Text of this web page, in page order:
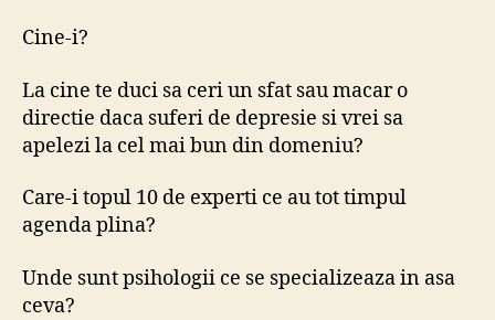
Cine-i?
La cine te duci sa ceri un sfat sau macar o
directie daca suferi de depresie si vrei sa
apelezi la cel mai bun din domeniu?
Care-i topul 10 de experti ce au tot timpul
agenda plina?
Unde sunt psihologii ce se specializeaza in asa
ceva?